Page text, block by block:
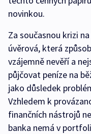
novinkou.
Za současnou krizi
úvěrová, která
vzájemně nevěří a
půjčovat peníze na
jako důsledek
Vzhledem k
finančních nástrojů
banka nemá v